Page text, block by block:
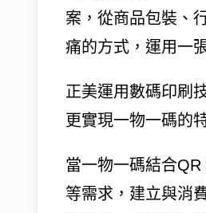
案，從商品包裝、
痛的方式，運用一
正美運用數碼印刷
更實現一物一碼的
當一物一碼結合
等需求，建立與消